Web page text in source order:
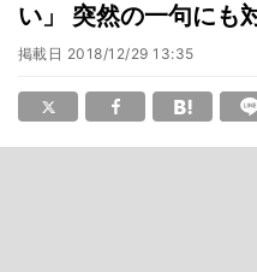
い」 突然の一句にも
掲載日 2018/12/29 13:35